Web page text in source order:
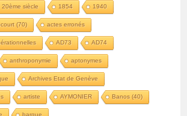
20ème siècle 1854 1940
(70) actes erronés
AD73 AD74
anthroponymie aptonymes
Archives Etat de Genève
artiste AYMONIER Banos (40)
barque